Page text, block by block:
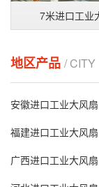
7米进口工业
地区产品 / CITY
安徽进口工业大风扇
福建进口工业大风扇
广西进口工业大风扇